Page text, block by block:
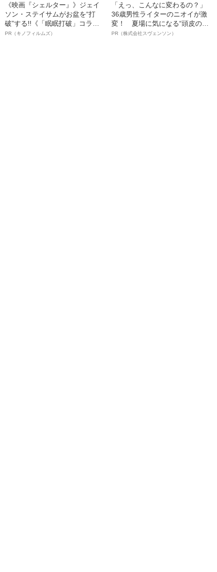
《映画『シェルター』》ジェイ
ソン・ステイサムがお盆を“打
破”する!!《「眠眠打破」コラ
ボ》
PR（キノフィルムズ）
「えっ、こんなに変わるの？」
36歳男性ライターのニオイが激
変！ 夏場に気になる“頭皮のニ
オイ”や“ベタつき”を解消す
PR（株式会社スヴェンソン）